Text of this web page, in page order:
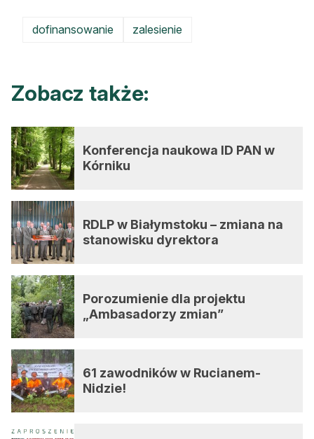
dofinansowanie zalesienie
Zobacz także:
Konferencja naukowa ID PAN w
Kórniku
RDLP w Białymstoku – zmiana na
stanowisku dyrektora
Porozumienie dla projektu
„Ambasadorzy zmian”
61 zawodników w Rucianem-
Nidzie!